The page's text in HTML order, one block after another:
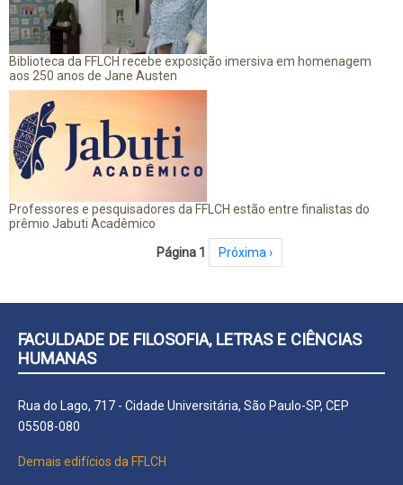
Biblioteca da FFLCH recebe exposição imersiva em homenagem
aos 250 anos de Jane Austen
Professores e pesquisadores da FFLCH estão entre finalistas do
prêmio Jabuti Acadêmico
Página 1 Próxima página
Próxima ›
FACULDADE DE FILOSOFIA, LETRAS E CIÊNCIAS
HUMANAS
Rua do Lago, 717 - Cidade Universitária, São Paulo-SP, CEP
05508-080
Demais edifícios da FFLCH